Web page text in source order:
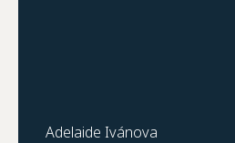
Adelaide Ivánova